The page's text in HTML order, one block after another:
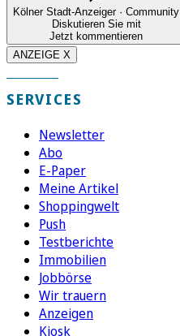
Kölner Stadt-Anzeiger · Community
Diskutieren Sie mit
Jetzt kommentieren
ANZEIGE X
SERVICES
Newsletter
Abo
E-Paper
Meine Artikel
Shoppingwelt
Push
Testberichte
Immobilien
Jobbörse
Wir trauern
Anzeigen
Kiosk